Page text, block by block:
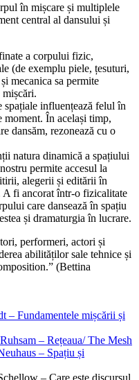
în mișcare și multiplele
central al dansului și
a corpului fizic,
(de exemplu piele, țesuturi,
mecanica sa permite
mișcări.
spațiale influențează felul în
moment. În același timp,
dansăm, rezonează cu o
natura dinamică a spațiului
permite accesul la
alegerii și editării în
A fi ancorat într-o fizicalitate
care dansează în spațiu
și dramaturgia în lucrare.
performeri, actori și
abilităților sale tehnice și
(Bettina
– Fundamentele mișcării și
– Rețeaua/ The Mesh
– Spațiu și
– Care este discursul